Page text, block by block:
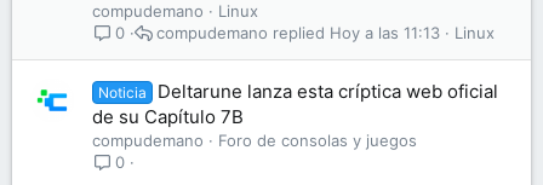
compudemano
Linux
0
Linux
Hoy a las 11:13
compudemano
Noticia
Deltarune lanza esta críptica web oficial
de su Capítulo 7B
compudemano
Foro de consolas y juegos
0